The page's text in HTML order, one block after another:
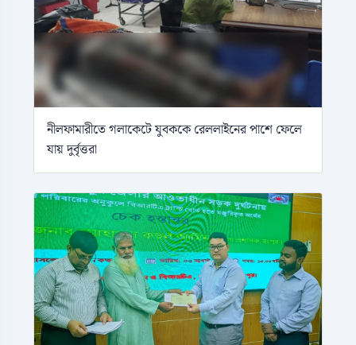
নীলফামারীতে গলাকেটে যুবককে রেললাইনের পাশে ফেলে
যায় দুর্বৃত্তরা